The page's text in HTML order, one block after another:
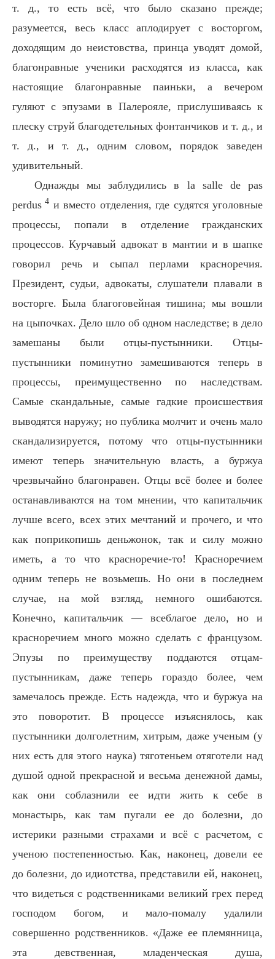
т. д., то есть всё, что было сказано прежде;
разумеется, весь класс аплодирует с восторгом,
доходящим до неистовства, принца уводят домой,
благонравные ученики расходятся из класса, как
настоящие благонравные паиньки, а вечером
гуляют с эпузами в Палерояле, прислушиваясь к
плеску струй благодетельных фонтанчиков и т. д., и
т. д., и т. д., одним словом, порядок заведен
удивительный.
Однажды мы заблудились в la salle de pas
perdus 4 и вместо отделения, где судятся уголовные
процессы, попали в отделение гражданских
процессов. Курчавый адвокат в мантии и в шапке
говорил речь и сыпал перлами красноречия.
Президент, судьи, адвокаты, слушатели плавали в
восторге. Была благоговейная тишина; мы вошли
на цыпочках. Дело шло об одном наследстве; в дело
замешаны были отцы-пустынники. Отцы-
пустынники поминутно замешиваются теперь в
процессы, преимущественно по наследствам.
Самые скандальные, самые гадкие происшествия
выводятся наружу; но публика молчит и очень мало
скандализируется, потому что отцы-пустынники
имеют теперь значительную власть, а буржуа
чрезвычайно благонравен. Отцы всё более и более
останавливаются на том мнении, что капитальчик
лучше всего, всех этих мечтаний и прочего, и что
как поприкопишь деньжонок, так и силу можно
иметь, а то что красноречие-то! Красноречием
одним теперь не возьмешь. Но они в последнем
случае, на мой взгляд, немного ошибаются.
Конечно, капитальчик — всеблагое дело, но и
красноречием много можно сделать с французом.
Эпузы по преимуществу поддаются отцам-
пустынникам, даже теперь гораздо более, чем
замечалось прежде. Есть надежда, что и буржуа на
это поворотит. В процессе изъяснялось, как
пустынники долголетним, хитрым, даже ученым (у
них есть для этого наука) тяготеньем отяготели над
душой одной прекрасной и весьма денежной дамы,
как они соблазнили ее идти жить к себе в
монастырь, как там пугали ее до болезни, до
истерики разными страхами и всё с расчетом, с
ученою постепенностью. Как, наконец, довели ее
до болезни, до идиотства, представили ей, наконец,
что видеться с родственниками великий грех перед
господом богом, и мало-помалу удалили
совершенно родственников. «Даже ее племянница,
эта девственная, младенческая душа,